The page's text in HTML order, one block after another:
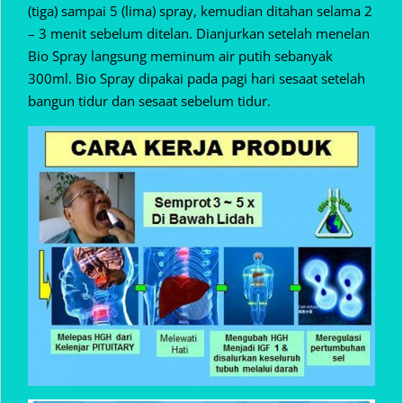
(tiga) sampai 5 (lima) spray, kemudian ditahan selama 2
– 3 menit sebelum ditelan. Dianjurkan setelah menelan
Bio Spray langsung meminum air putih sebanyak
300ml. Bio Spray dipakai pada pagi hari sesaat setelah
bangun tidur dan sesaat sebelum tidur.